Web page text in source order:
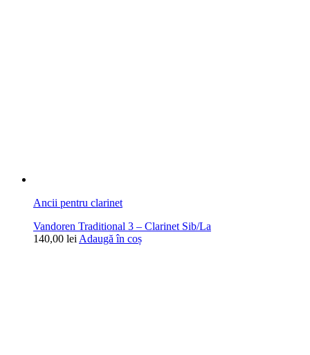
Ancii pentru clarinet
Vandoren Traditional 3 – Clarinet Sib/La
140,00 lei Adaugă în coș